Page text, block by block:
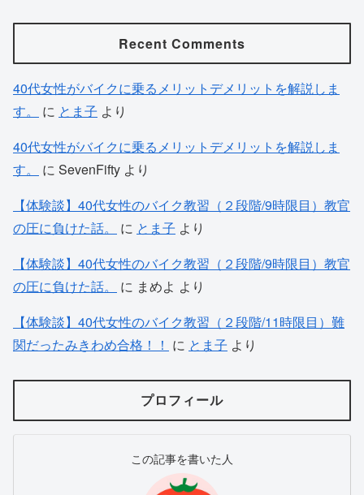
Recent Comments
40代女性がバイクに乗るメリットデメリットを解説しま
す。
に とま子 より
40代女性がバイクに乗るメリットデメリットを解説しま
す。
に SevenFifty より
【体験談】40代女性のバイク教習（２段階/9時限目）教官
の圧に負けた話。
に とま子 より
【体験談】40代女性のバイク教習（２段階/9時限目）教官
の圧に負けた話。
に まめよ より
【体験談】40代女性のバイク教習（２段階/11時限目）難
関だったみきわめ合格！！ に とま子 より
プロフィール
この記事を書いた人